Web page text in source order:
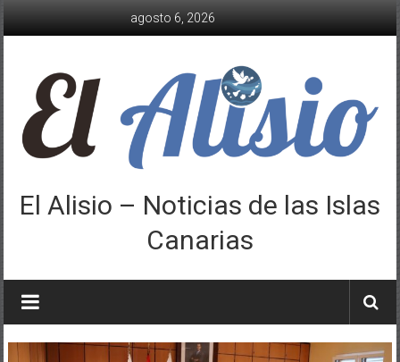
agosto 6, 2026
El Alisio – Noticias de las Islas
Canarias